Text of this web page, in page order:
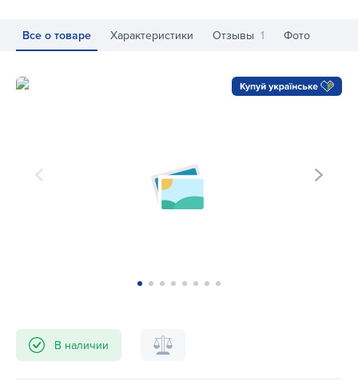
Все о товаре Характеристики Отзывы 1 Фото
Гиперэкстензия InterAtletika HL009
В наличии